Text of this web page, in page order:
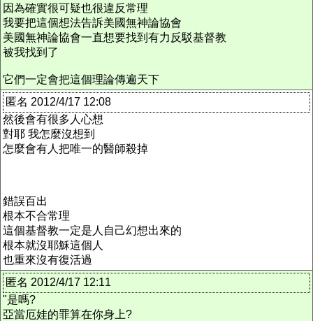
因為確實很可疑也很違反常理
我要把這個想法告訴美國無神論協會
美國無神論協會一直想要找到有力反駁基督教
被我找到了
它們一定會把這個理論傳遍天下
匿名 2012/4/17 12:08
然後會有很多人心想
對耶 我怎麼沒想到
怎麼會有人把唯一的醫師殺掉
錯誤百出
根本不合常理
這個基督教一定是人自己幻想出來的
根本就沒耶穌這個人
也重來沒有復活過
匿名 2012/4/17 12:11
"是嗎?
亞當厄娃的罪算在你身上?